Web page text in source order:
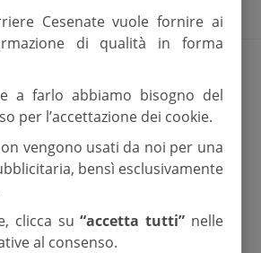
Cesenate vuole fornire ai
di qualità in forma
a farlo abbiamo bisogno del
per l’accettazione dei cookie.
vengono usati da noi per una
bensì esclusivamente
clicca su“accetta tutti”nelle
al consenso.